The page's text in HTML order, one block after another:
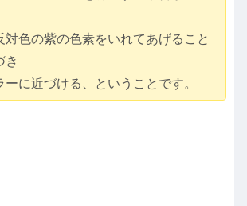
対色の紫の色素をいれてあげること
き
に近づける、ということです。